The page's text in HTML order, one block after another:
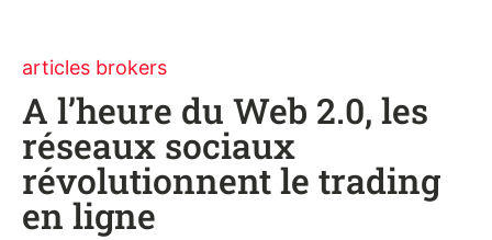
articles brokers
A l’heure du Web 2.0, les
réseaux sociaux
révolutionnent le trading
en ligne